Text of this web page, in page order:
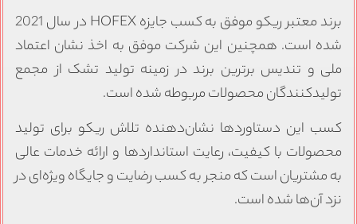
برند معتبر ریکو موفق به کسب جایزه HOFEX در سال 2021
است. همچنین این شرکت موفق به اخذ نشان اعتماد
و تندیس برترین برند در زمینه تولید تشک از مجمع
محصولات مربوطه شده است.
این دستاوردها نشان‌دهنده تلاش ریکو برای تولید
با کیفیت، رعایت استانداردها و ارائه خدمات عالی
مشتریان است که منجر به کسب رضایت و جایگاه ویژه‌ای در
آن‌ها شده است.